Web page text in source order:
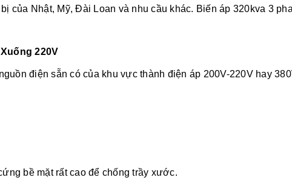
của Nhật, Mỹ, Đài Loan và nhu cầu khác. Biến áp 320kva 3
220V
điện sẵn có của khu vực thành điện áp 200V-220V hay
bề mặt rất cao để chống trầy xước.